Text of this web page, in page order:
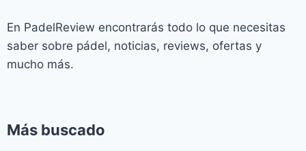
En PadelReview encontrarás todo lo que necesitas
saber sobre pádel, noticias, reviews, ofertas y
mucho más.
Más buscado